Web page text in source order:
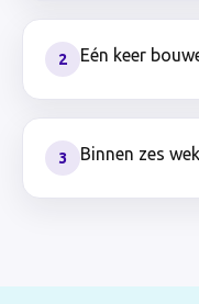
2 Eén keer
3 Binnen zes